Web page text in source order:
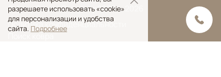
© Ansy Carpet Company 2005 — 2026
Политика конфиденциальности
Поиск ковра
разрешаете использовать «cookie»
для персонализации и удобства
сайта. Подробнее